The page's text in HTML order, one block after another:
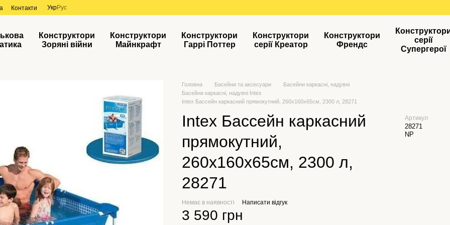
Контакти УкрРус
Конструктори
Зоряні війни
Конструктори
Майнкрафт
Конструктори
Гаррі Поттер
Конструктори
серії Креатор
Конструктори
Френдс
серії
Супергерої
Головна Басейни та аксесуари
Басейни каркасні, надувні
Басейни каркасні, надувні Intex
Intex Бассейн каркасний прямокутний, 260х160х65см, 2300 л, 28271
Intex Бассейн каркасний
прямокутний,
260х160х65см, 2300 л,
28271
Артикул
28271
NP
Немає в наявності Написати відгук
3 590 грн